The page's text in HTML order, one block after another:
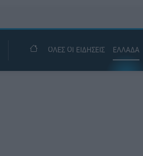
ΟΛΕΣ ΟΙ ΕΙΔΗΣΕΙΣ ΕΛΛΑΔΑ